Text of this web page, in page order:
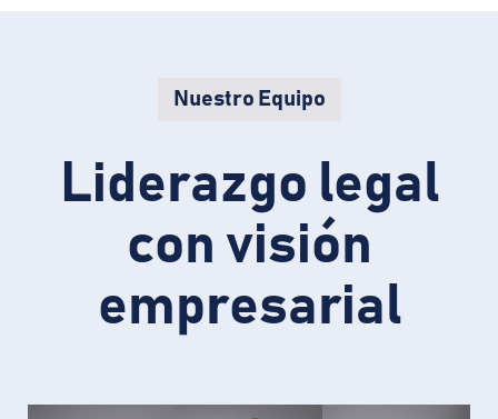
Nuestro Equipo
Liderazgo legal
con visión
empresarial